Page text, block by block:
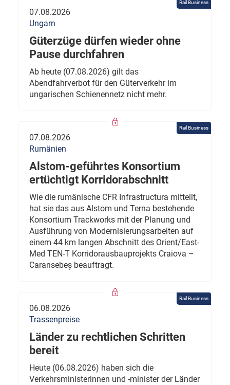
Rail Business
07.08.2026
Ungarn
Güterzüge dürfen wieder ohne
Pause durchfahren
Ab heute (07.08.2026) gilt das
Abendfahrverbot für den Güterverkehr im
ungarischen Schienennetz nicht mehr.
Rail Business
07.08.2026
Rumänien
Alstom-geführtes Konsortium
ertüchtigt Korridorabschnitt
Wie die rumänische CFR Infrastructura mitteilt,
hat sie das aus Alstom und Terna bestehende
Konsortium Trackworks mit der Planung und
Ausführung von Modernisierungsarbeiten auf
einem 44 km langen Abschnitt des Orient/East-
Med TEN-T Korridorausbauprojekts Craiova –
Caransebeș beauftragt.
Rail Business
06.08.2026
Trassenpreise
Länder zu rechtlichen Schritten
bereit
Heute (06.08.2026) haben sich die
Verkehrsministerinnen und -minister der Länder